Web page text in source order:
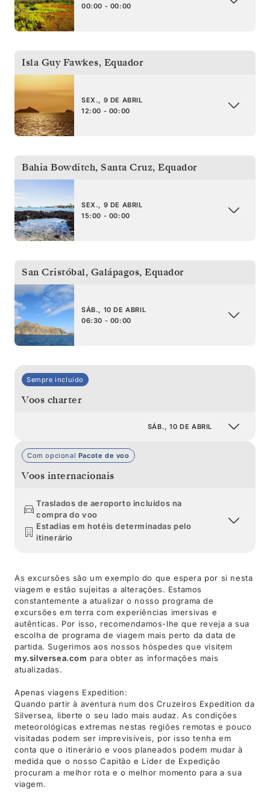
00:00 - 00:00
Isla Guy Fawkes, Equador
SEX., 9 DE ABRIL
12:00 - 00:00
Bahia Bowditch, Santa Cruz, Equador
SEX., 9 DE ABRIL
15:00 - 00:00
San Cristóbal, Galápagos, Equador
SÁB., 10 DE ABRIL
06:30 - 00:00
Sempre incluído
Voos charter
SÁB., 10 DE ABRIL
Com opcional Pacote de voo
Voos internacionais
Traslados de aeroporto incluídos na
compra do voo
Estadias em hotéis determinadas pelo
itinerário
As excursões são um exemplo do que espera por si nesta
viagem e estão sujeitas a alterações. Estamos
constantemente a atualizar o nosso programa de
excursões em terra com experiências imersivas e
autênticas. Por isso, recomendamos-lhe que reveja a sua
escolha de programa de viagem mais perto da data de
partida. Sugerimos aos nossos hóspedes que visitem
my.silversea.com para obter as informações mais
atualizadas.
Apenas viagens Expedition:
Quando partir à aventura num dos Cruzeiros Expedition da
Silversea, liberte o seu lado mais audaz. As condições
meteorológicas extremas nestas regiões remotas e pouco
visitadas podem ser imprevisíveis, por isso tenha em
conta que o itinerário e voos planeados podem mudar à
medida que o nosso Capitão e Líder de Expedição
procuram a melhor rota e o melhor momento para a sua
viagem.